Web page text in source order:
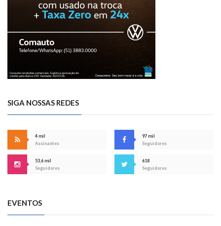
SIGA NOSSAS REDES
4 mil
Assinantes
97 mil
Seguidores
53,6 mil
Seguidores
618
Seguidores
EVENTOS